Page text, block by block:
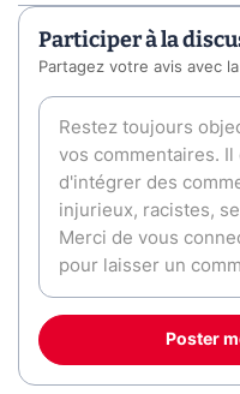
Participer à la
Partagez votre avis avec
Poster